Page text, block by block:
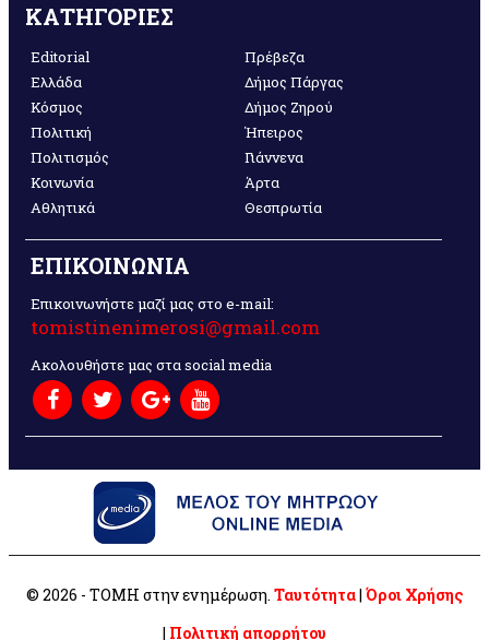
ΚΑΤΗΓΟΡΙΕΣ
Editorial
Ελλάδα
Κόσμος
Πολιτική
Πολιτισμός
Κοινωνία
Αθλητικά
Πρέβεζα
Δήμος Πάργας
Δήμος Ζηρού
Ήπειρος
Γιάννενα
Άρτα
Θεσπρωτία
ΕΠΙΚΟΙΝΩΝΙΑ
Επικοινωνήστε μαζί μας στο e-mail:
tomistinenimerosi@gmail.com
Ακολουθήστε μας στα social media
© 2026 - ΤΟΜΗ στην ενημέρωση. Ταυτότητα| Όροι Χρήσης
| Πολιτική απορρήτου